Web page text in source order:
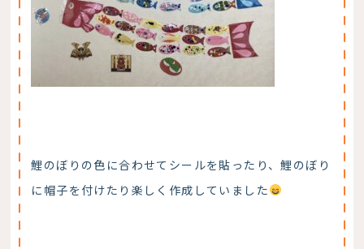
鯉のぼりの色に合わせてシールを貼ったり、鯉のぼり
に帽子を付けたり楽しく作成していました